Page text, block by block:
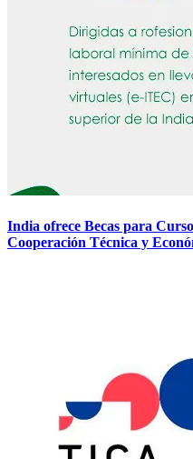
India ofrece Becas para
Cooperación Técnica y